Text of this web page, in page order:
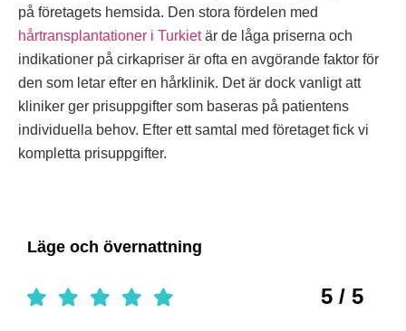
på företagets hemsida. Den stora fördelen med
hårtransplantationer i Turkietär de låga priserna och
indikationer på cirkapriser är ofta en avgörande faktor för
den som letar efter en hårklinik. Det är dock vanligt att
kliniker ger prisuppgifter som baseras på patientens
individuella behov. Efter ett samtal med företaget fick vi
kompletta prisuppgifter.
Läge och övernattning
5 / 5